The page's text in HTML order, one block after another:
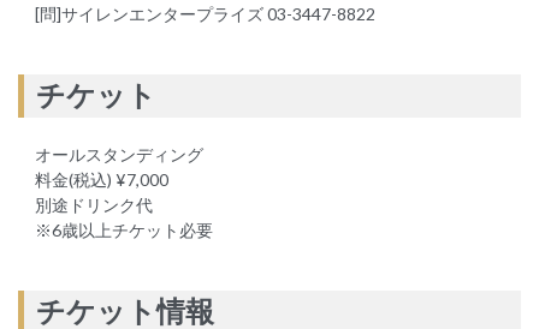
[問]サイレンエンタープライズ 03-3447-8822
チケット
オールスタンディング
料金(税込) ¥7,000
別途ドリンク代
※6歳以上チケット必要
チケット情報